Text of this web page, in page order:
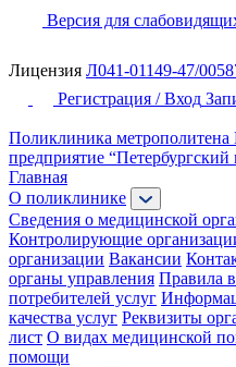
Версия для
Лицензия Л041-01149-47/
Регистрация / Вход
Поликлиника метрополитена
предприятие “Петербургский
Главная
О поликлинике
Сведения о медицинской
Контролирующие
организации Вакансии
органы управления Правила
потребителей услуг
качества услуг Реквизиты
лист О видах медицинской
помощи